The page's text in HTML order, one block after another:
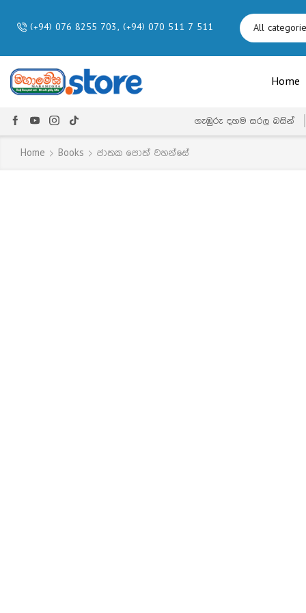
(+94) 076 8255 703, (+94) 070 511 7 511
Home
ගැඹුරු දහම සරල බසින්
Home Books ජාතක පොත් වහන්සේ